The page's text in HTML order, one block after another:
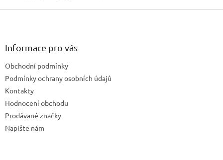
Z
Informace pro vás
Obchodní podmínky
Podmínky ochrany osobních údajů
Kontakty
Hodnocení obchodu
Prodávané značky
Napište nám